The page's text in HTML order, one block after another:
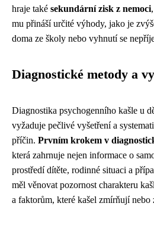
hraje také sekundární zisk z nemoci
mu přináší určité výhody, jako je
doma ze školy nebo vyhnutí se
Diagnostické metody a
Diagnostika psychogenního kašle u
vyžaduje pečlivé vyšetření a
příčin. Prvním krokem v
která zahrnuje nejen informace o
prostředí dítěte, rodinné situaci a
měl věnovat pozornost charakteru
a faktorům, které kašel zmírňují nebo